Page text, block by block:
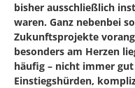
bisher ausschließlich
waren. Ganz nebenbei
Zukunftsprojekte
besonders am Herzen
häufig – nicht immer
Einstiegshürden,